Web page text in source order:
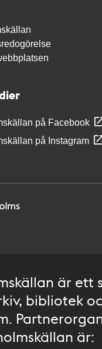
på Facebook
på Instagram
är ett
bibliotek
är: